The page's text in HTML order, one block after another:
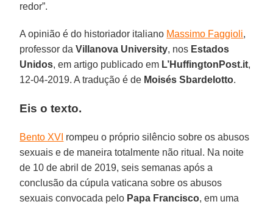
redor”.
A opinião é do historiador italiano Massimo Faggioli,
professor daVillanova University, nos Estados
Unidos, em artigo publicado em L’HuffingtonPost.it,
12-04-2019. A tradução é de Moisés Sbardelotto.
Eis o texto.
Bento XVI rompeu o próprio silêncio sobre os abusos
sexuais e de maneira totalmente não ritual. Na noite
de 10 de abril de 2019, seis semanas após a
conclusão da cúpula vaticana sobre os abusos
sexuais convocada pelo Papa Francisco, em uma